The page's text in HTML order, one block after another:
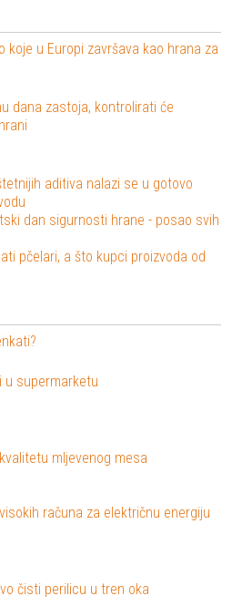
koje u Europi završava kao hrana za
dana zastoja, kontrolirati će
aditiva nalazi se u gotovo
dan sigurnosti hrane - posao svih
pčelari, a što kupci proizvoda od
u supermarketu
mljevenog mesa
računa za električnu energiju
čisti perilicu u tren oka